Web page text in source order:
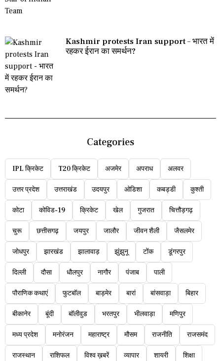
Kashmir protests Iran support – भारत में
रहकर ईरान का समर्थन?
Categories
IPL क्रिकेट T20 क्रिकेट अजमेर अपराध अलवर
उत्तर प्रदेश उत्तराखंड उदयपुर ओडिशा कबड्डी कुश्ती
कोटा कोविड-19 क्रिकेट खेल गुजरात चित्तौड़गढ़
चुरू छत्तीसगढ़ जयपुर जालौर जीवन शैली जैसलमेर
जोधपुर झारखंड झालावाड़ झुंझुनू टोंक डूंगरपुर
दिल्ली दौसा धौलपुर नागौर पंजाब पाली
पौराणिक कथाएं फुटबॉल बाड़मेर बारां बांसवाड़ा बिहार
बीकानेर बूंदी बॉलीवुड भरतपुर भीलवाड़ा मणिपुर
मध्य प्रदेश मनोरंजन महाराष्ट्र मौसम राजनीति राजसमंद
राजस्थान राशिफल विश्व ख़बरें व्यापार शायरी शिक्षा